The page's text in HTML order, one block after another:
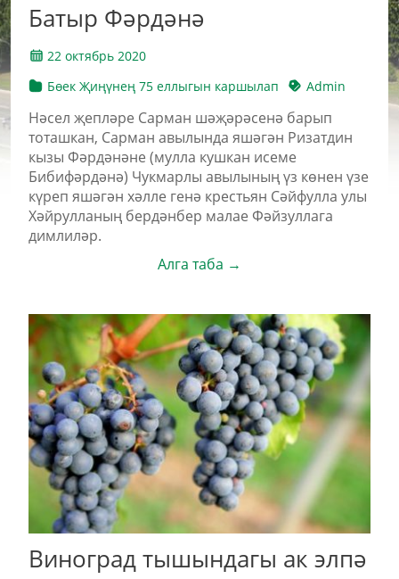
Батыр Фәрдәнә
22 октябрь 2020
Бөек Җиңүнең 75 еллыгын каршылап
Admin
Нәсел җепләре Сарман шәҗәрәсенә барып
тоташкан, Сарман авылында яшәгән Ризатдин
кызы Фәрдәнәне (мулла кушкан исеме
Бибифәрдәнә) Чукмарлы авылының үз көнен үзе
күреп яшәгән хәлле генә крестьян Сәйфулла улы
Хәйрулланың бердәнбер малае Фәйзуллага
димлиләр.
Алга таба →
Виноград тышындагы ак элпә